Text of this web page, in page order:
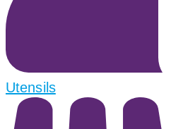
Utensils